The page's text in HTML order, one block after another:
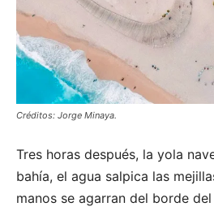
Créditos: Jorge Minaya.
Tres horas después, la yola
bahía, el agua salpica las
manos se agarran del borde